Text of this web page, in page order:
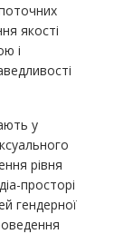
якості
і
у
рівня
просторі
гендерної